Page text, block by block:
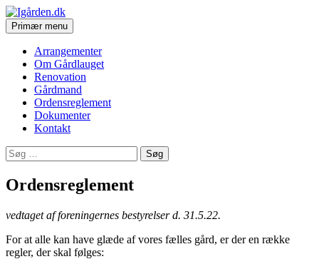
Igården.dk
SøgPrimær menu Hop
til
indhold
Arrangementer
Om Gårdlauget
Renovation
Gårdmand
Ordensreglement
Dokumenter
Kontakt
Søg
efter:
Ordensreglement
vedtaget af foreningernes bestyrelser d. 31.5.22.
For at alle kan have glæde af vores fælles gård, er der en række
regler, der skal følges: